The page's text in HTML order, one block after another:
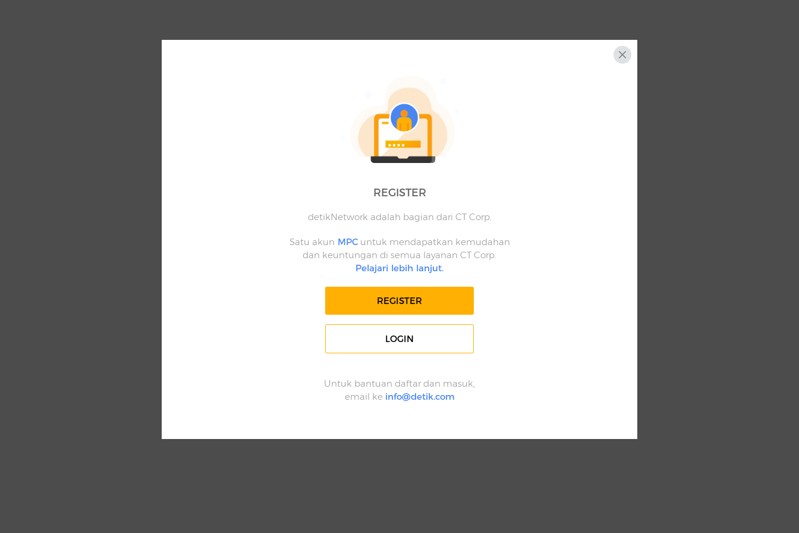
REGISTER
detikNetwork adalah bagian dari CT Corp.
Satu akun MPCuntuk mendapatkan kemudahan
dan keuntungan di semua layanan CT Corp.
Pelajari lebih lanjut.
REGISTER
LOGIN
Untuk bantuan daftar dan masuk,
email ke info@detik.com